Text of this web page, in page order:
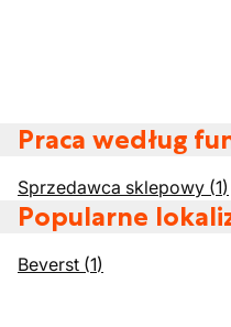
Praca według
Sprzedawca sklepowy (1)
Popularne
Beverst (1)